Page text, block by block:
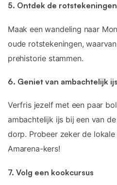
5. Ontdek de
Maak een wandeling naar
oude rotstekeningen,
prehistorie stammen.
6. Geniet van ambachtelijk ijs
Verfris jezelf met een paar
ambachtelijk ijs bij een van
dorp. Probeer zeker de
Amarena-kers!
7. Volg een kookcursus